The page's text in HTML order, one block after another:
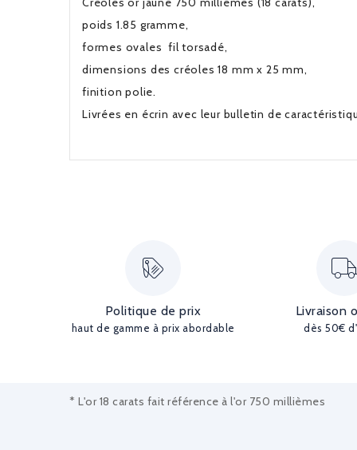
poids 1.85 gramme,
formes ovales fil torsadé,
dimensions des créoles 18 mm x 25 mm,
finition polie.
Livrées en écrin avec leur bulletin de
Politique de prix
haut de gamme à prix abordable
Livraison
dès 50€
* L'or 18 carats fait référence à l'or 750 millièmes